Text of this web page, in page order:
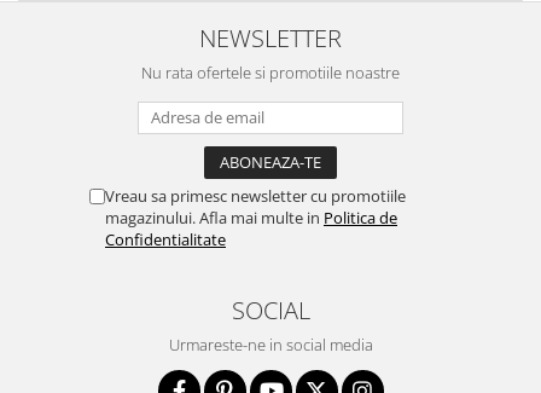
NEWSLETTER
Nu rata ofertele si promotiile noastre
Vreau sa primesc newsletter cu promotiile
magazinului. Afla mai multe in Politica de
Confidentialitate
SOCIAL
Urmareste-ne in social media